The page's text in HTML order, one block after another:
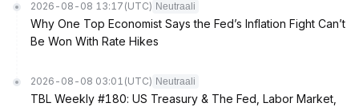
2026-08-08 13:17 (UTC) Neutraali
Why One Top Economist Says the Fed’s Inflation Fight Can’t
Be Won With Rate Hikes
2026-08-08 03:01 (UTC) Neutraali
TBL Weekly #180: US Treasury & The Fed, Labor Market,